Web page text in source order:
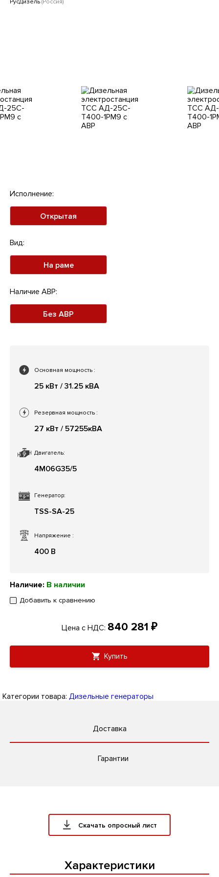
РусДизель (Россия)
Исполнение:
Открытая
Вид:
На раме
Наличие АВР:
Без АВР
Основная мощность :
25 кВт / 31.25 кВА
Двигатель:
4M06G35/5
Напряжение :
400 В
Резервная мощность :
27 кВт / 57255кВА
Генератор:
TSS-SA-25
Наличие: В наличии
Добавить к сравнению
Цена с НДС: 840 281 ₽
Купить
Категории товара: Дизельные генераторы
Доставка
Гарантии
Скачать опросный лист
Характеристики